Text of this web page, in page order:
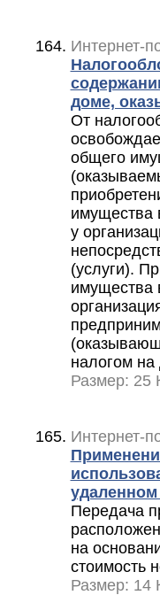
Интернет-
доме,
От
общего
имущества
у
(услуги).
имущества
налогом
Размер: 25
Интернет-
удаленном
Передача
на
стоимость
Размер: 14